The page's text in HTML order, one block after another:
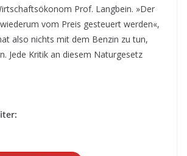
Prof. Langbein. »Der
vom Preis gesteuert werden«,
also nichts mit dem Benzin zu tun,
Jede Kritik an diesem Naturgesetz